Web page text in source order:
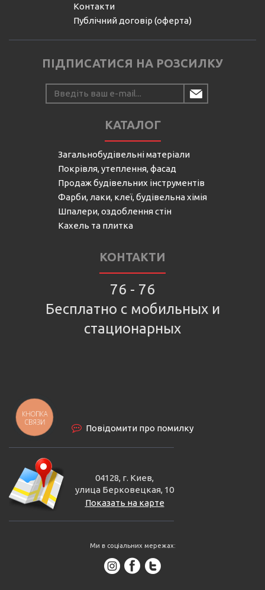
Контакти
Публічний договір (оферта)
ПІДПИСАТИСЯ НА РОЗСИЛКУ
КАТАЛОГ
Загальнобудівельні матеріали
Покрівля, утеплення, фасад
Продаж будівельних інструментів
Фарби, лаки, клеї, будівельна хімія
Шпалери, оздоблення стін
Кахель та плитка
КОНТАКТИ
76 - 76
Бесплатно с мобильных и
стационарных
Повідомити про помилку
04128, г. Киев,
улица Берковецкая, 10
Показать на карте
Ми в соціальних мережах:
КНОПКА
СВЯЗИ